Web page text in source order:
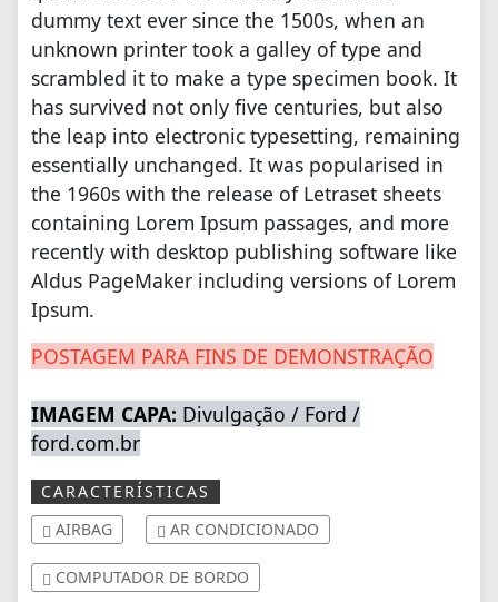
dummy text ever since the 1500s, when an
unknown printer took a galley of type and
scrambled it to make a type specimen book. It
has survived not only five centuries, but also
the leap into electronic typesetting, remaining
essentially unchanged. It was popularised in
the 1960s with the release of Letraset sheets
containing Lorem Ipsum passages, and more
recently with desktop publishing software like
Aldus PageMaker including versions of Lorem
Ipsum.
POSTAGEM PARA FINS DE DEMONSTRAÇÃO
IMAGEM CAPA: Divulgação / Ford /
ford.com.br
CARACTERÍSTICAS
AIRBAG
AR CONDICIONADO
COMPUTADOR DE BORDO